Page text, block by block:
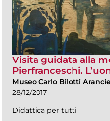
Visita guidata alla
Pierfranceschi.
Museo Carlo Bilotti
28/12/2017
Didattica per tutti